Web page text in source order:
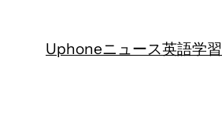
Uphoneニュース英語学習